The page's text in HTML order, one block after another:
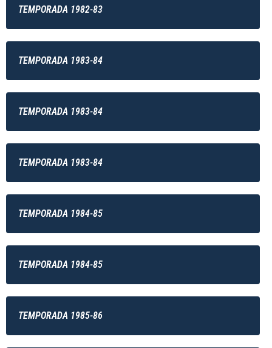
TEMPORADA 1982-83
TEMPORADA 1983-84
TEMPORADA 1983-84
TEMPORADA 1983-84
TEMPORADA 1984-85
TEMPORADA 1984-85
TEMPORADA 1985-86